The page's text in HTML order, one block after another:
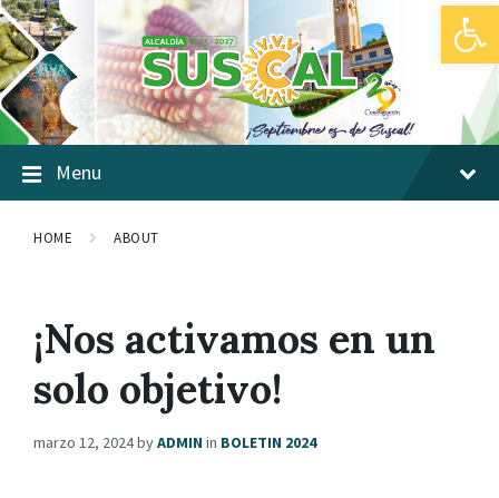
Abrir barra de herramientas
Skip
to
content
Skip
to
main
navigation
Skip
to
footer
Menu
HOME ABOUT
¡Nos activamos en un
solo objetivo!
marzo 12, 2024byADMIN in BOLETIN 2024